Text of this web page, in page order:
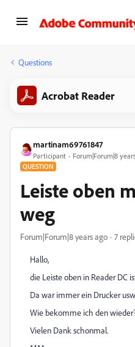
Questions
Acrobat Reader
martinam69761847
Participant Forum|Forum|8
QUESTION
Leiste oben
weg
Forum|Forum|8 years ago 7
Hallo,
die Leiste oben in Reader DC
Da war immer ein Drucker
Wie bekomme ich den
Vielen Dank schonmal.